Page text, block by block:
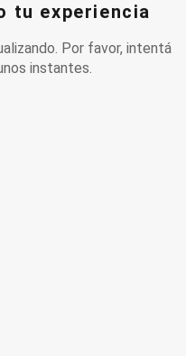
tu experiencia
Por favor, intentá
instantes.